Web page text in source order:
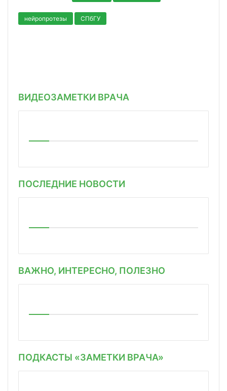
нейропротезы СПбГУ
ВИДЕОЗАМЕТКИ ВРАЧА
ПОСЛЕДНИЕ НОВОСТИ
ВАЖНО, ИНТЕРЕСНО, ПОЛЕЗНО
ПОДКАСТЫ «ЗАМЕТКИ ВРАЧА»